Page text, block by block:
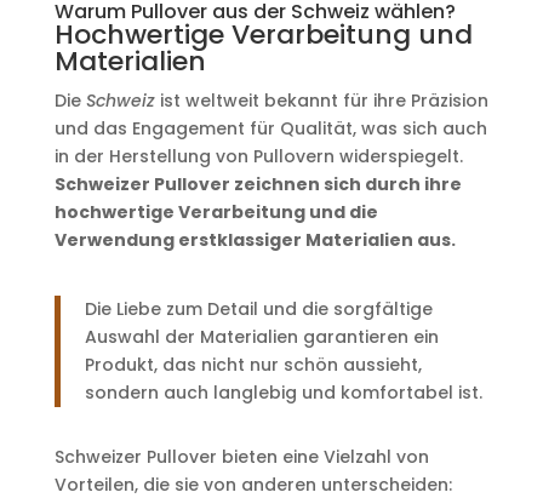
Warum Pullover aus der Schweiz wählen?
Hochwertige Verarbeitung und
Materialien
Die Schweizist weltweit bekannt für ihre Präzision
und das Engagement für Qualität, was sich auch
in der Herstellung von Pullovern widerspiegelt.
Schweizer Pullover zeichnen sich durch ihre
hochwertige Verarbeitung und die
Verwendung erstklassiger Materialien aus.
Die Liebe zum Detail und die sorgfältige
Auswahl der Materialien garantieren ein
Produkt, das nicht nur schön aussieht,
sondern auch langlebig und komfortabel ist.
Schweizer Pullover bieten eine Vielzahl von
Vorteilen, die sie von anderen unterscheiden: